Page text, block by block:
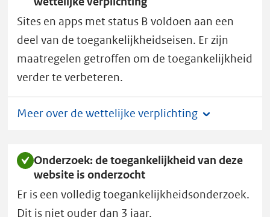
heeft
toegankelijkheidsstatus
Sites en apps met status B voldoen aan een
deel van de toegankelijkheidseisen. Er zijn
maatregelen getroffen om de toegankelijkheid
verder te verbeteren.
Meer over de wettelijke verplichting
Onderzoek: de toegankelijkheid van deze
website is onderzocht
Er is een volledig toegankelijkheidsonderzoek.
Dit is niet ouder dan 3 jaar.